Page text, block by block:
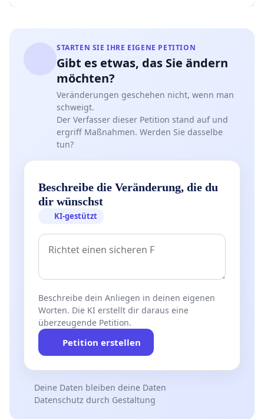
STARTEN SIE IHRE EIGENE PETITION
Gibt es etwas, das Sie ändern
möchten?
Veränderungen geschehen nicht, wenn man
schweigt.
Der Verfasser dieser Petition stand auf und
ergriff Maßnahmen. Werden Sie dasselbe
tun?
Beschreibe die Veränderung, die du
dir wünschst
KI-gestützt
Beschreibe dein Anliegen in deinen eigenen
Worten. Die KI erstellt dir daraus eine
überzeugende Petition.
Petition erstellen
Deine Daten bleiben deine Daten
Datenschutz durch Gestaltung